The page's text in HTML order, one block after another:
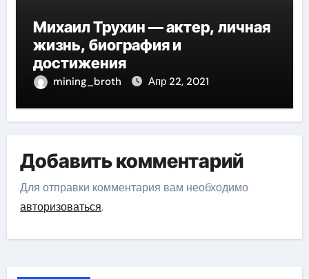
Михаил Трухин — актер, личная
жизнь, биография и
достижения
mining_broth Апр 22, 2021
Добавить комментарий
Для отправки комментария вам необходимо
авторизоваться.